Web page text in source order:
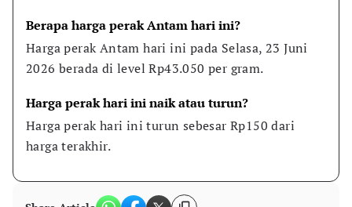
Berapa harga perak Antam hari ini?
Harga perak Antam hari ini pada Selasa, 23 Juni
2026 berada di level Rp43.050 per gram.
Harga perak hari ini naik atau turun?
Harga perak hari ini turun sebesar Rp150 dari
harga terakhir.